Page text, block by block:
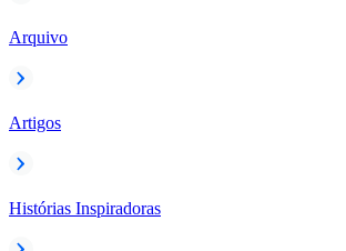
Arquivo
Artigos
Histórias Inspiradoras